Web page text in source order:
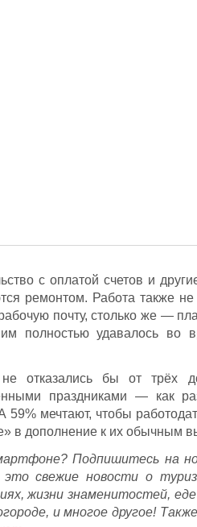
с оплатой счетов и
ремонтом. Работа также
почту, столько же —
полностью удавалось во
отказались бы от трёх
праздниками — как
59% мечтают, чтобы
в дополнение к их обычным
Подпишитесь на
это свежие новости о
жизни знаменитостей,
и многое другое!